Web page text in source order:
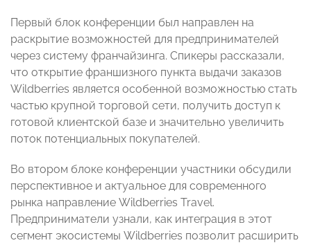
Первый блок конференции был направлен на
раскрытие возможностей для предпринимателей
через систему франчайзинга. Спикеры рассказали,
что открытие франшизного пункта выдачи заказов
Wildberries является особенной возможностью стать
частью крупной торговой сети, получить доступ к
готовой клиентской базе и значительно увеличить
поток потенциальных покупателей.
Во втором блоке конференции участники обсудили
перспективное и актуальное для современного
рынка направление Wildberries Travel.
Предприниматели узнали, как интеграция в этот
сегмент экосистемы Wildberries позволит расширить